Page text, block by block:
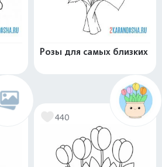
Розы для самых близких
440